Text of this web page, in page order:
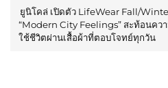
ยูนิโคล่ เปิดตัว LifeWear Fall/
“Modern City Feelings” สะท้อนคว
ใช้ชีวิตผ่านเสื้อผ้าที่ตอบโจทย์ทุกวัน